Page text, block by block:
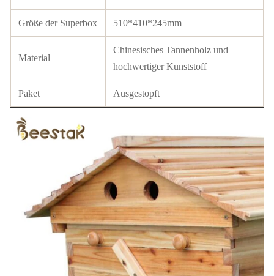
Größe der Superbox 510*410*245mm
Material
Chinesisches Tannenholz und
hochwertiger Kunststoff
Paket Ausgestopft